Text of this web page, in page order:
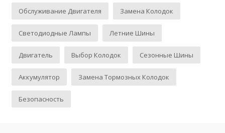
Обслуживание Двигателя Замена Колодок
Светодиодные Лампы Летние Шины
Двигатель Выбор Колодок Сезонные Шины
Аккумулятор Замена Тормозных Колодок
Безопасность